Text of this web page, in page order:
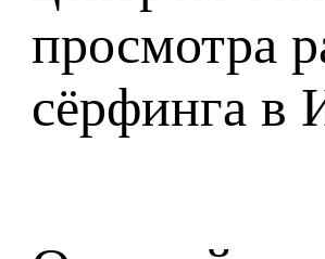
просмотра
сёрфинга в